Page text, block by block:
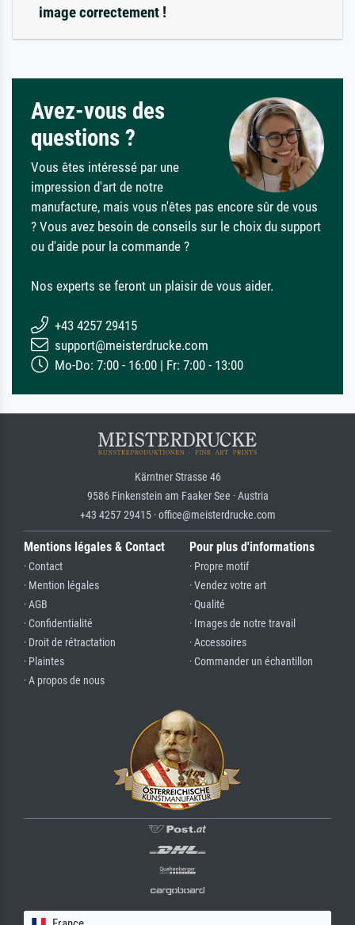
image correctement !
Avez-vous des
questions ?
Vous êtes intéressé par une
impression d'art de notre
manufacture, mais vous n'êtes pas encore sûr de vous
? Vous avez besoin de conseils sur le choix du support
ou d'aide pour la commande ?
Nos experts se feront un plaisir de vous aider.
+43 4257 29415
support@meisterdrucke.com
Mo-Do: 7:00 - 16:00 | Fr: 7:00 - 13:00
Kärntner Strasse 46
9586 Finkenstein am Faaker See · Austria
+43 4257 29415 · office@meisterdrucke.com
Mentions légales & Contact
· Contact
· Mention légales
· AGB
· Confidentialité
· Droit de rétractation
· Plaintes
· A propos de nous
Pour plus d'informations
· Propre motif
· Vendez votre art
· Qualité
· Images de notre travail
· Accessoires
· Commander un échantillon